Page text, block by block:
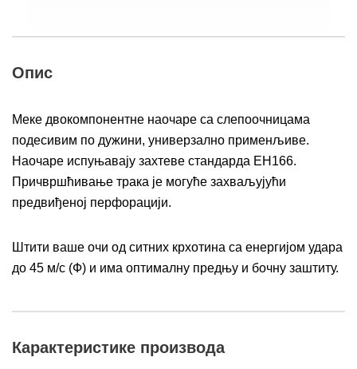
Опис
Меке двокомпонентне наочаре са слепоочницама
подесивим по дужини, универзално применљиве.
Наочаре испуњавају захтеве стандарда ЕН166.
Причвршћивање трака је могуће захваљујући
предвиђеној перфорацији.
Штити ваше очи од ситних крхотина са енергијом удара
до 45 м/с (Ф) и има оптималну предњу и бочну заштиту.
Карактеристике производа